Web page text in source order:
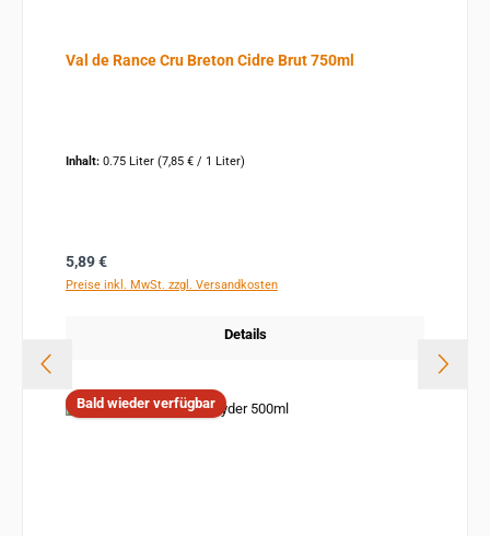
Val de Rance Cru Breton Cidre Brut 750ml
Inhalt: 0.75 Liter (7,85 € / 1 Liter)
Regulärer Preis:
5,89 €
Preise inkl. MwSt. zzgl. Versandkosten
Details
Bald wieder verfügbar